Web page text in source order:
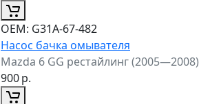
ОЕМ: G31A-67-482
Насос бачка омывателя
Mazda 6 GG рестайлинг (2005—2008)
900р.